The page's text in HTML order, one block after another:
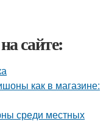
сайте:
как в магазине:
среди местных